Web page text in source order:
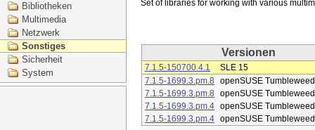
Bibliotheken
Multimedia
Netzwerk
Sonstiges
Sicherheit
System
Versionen
7.1.5-150700.4.1
SLE 15
7.1.5-1699.3.pm.8
openSUSE Tumbleweed
7.1.5-1699.3.pm.8
openSUSE Tumbleweed
7.1.5-1699.3.pm.4 openSUSE Tumbleweed
7.1.5-1699.3.pm.4 openSUSE Tumbleweed